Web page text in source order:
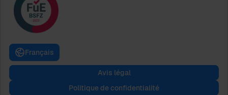
Français
Avis légal
Politique de confidentialité